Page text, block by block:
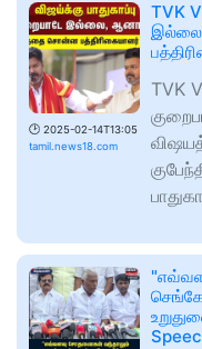
🕑 2025-02-14T13:05
tamil.news18.com
TVK
TVK